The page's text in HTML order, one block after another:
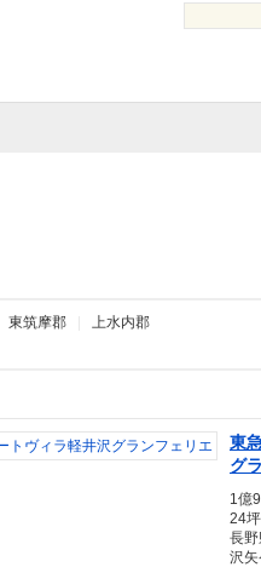
東筑摩郡 上水内郡
東
グ
1億
24
長
沢